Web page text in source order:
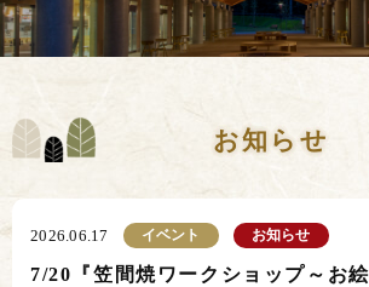
お知らせ
2026.06.17 イベント お知らせ
7/20『笠間焼ワークショップ～お